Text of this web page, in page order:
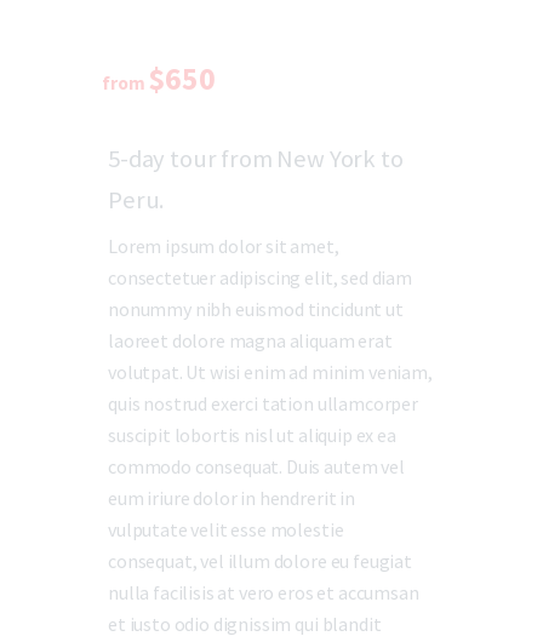
from $650
5-day tour from New York to
Peru.
Lorem ipsum dolor sit amet,
consectetuer adipiscing elit, sed diam
nonummy nibh euismod tincidunt ut
laoreet dolore magna aliquam erat
volutpat. Ut wisi enim ad minim veniam,
quis nostrud exerci tation ullamcorper
suscipit lobortis nisl ut aliquip ex ea
commodo consequat. Duis autem vel
eum iriure dolor in hendrerit in
vulputate velit esse molestie
consequat, vel illum dolore eu feugiat
nulla facilisis at vero eros et accumsan
et iusto odio dignissim qui blandit